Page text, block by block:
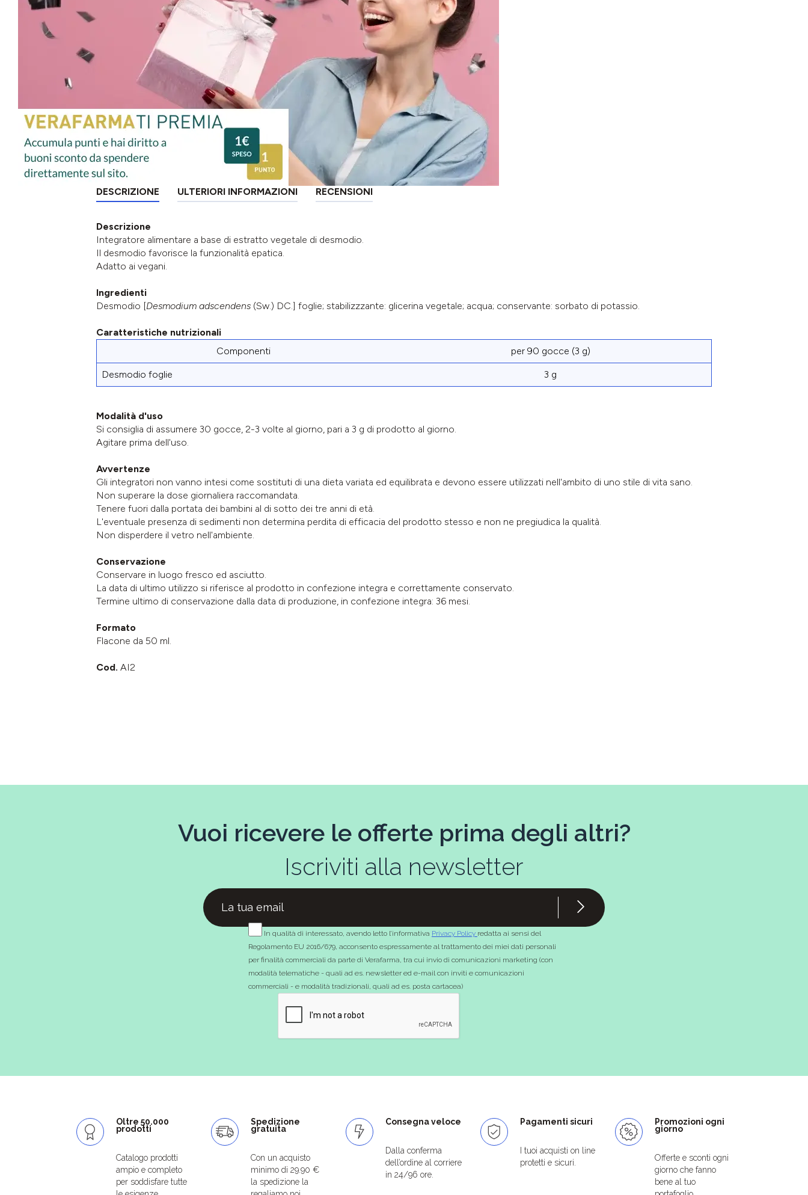
DESCRIZIONE ULTERIORI INFORMAZIONI RECENSIONI
Descrizione
Integratore alimentare a base di estratto vegetale di desmodio.
Il desmodio favorisce la funzionalità epatica.
Adatto ai vegani.
Ingredienti
Desmodio [Desmodium adscendens (Sw.) DC.] foglie; stabilizzzante: glicerina vegetale; acqua; conservante: sorbato di potassio.
Caratteristiche nutrizionali
Componenti
per 90 gocce (3 g)
Desmodio foglie 3 g
Modalità d'uso
Si consiglia di assumere 30 gocce, 2-3 volte al giorno, pari a 3 g di prodotto al giorno.
Agitare prima dell'uso.
Avvertenze
Gli integratori non vanno intesi come sostituti di una dieta variata ed equilibrata e devono essere utilizzati nell'ambito di uno stile di vita sano.
Non superare la dose giornaliera raccomandata.
Tenere fuori dalla portata dei bambini al di sotto dei tre anni di età.
L'eventuale presenza di sedimenti non determina perdita di efficacia del prodotto stesso e non ne pregiudica la qualità.
Non disperdere il vetro nell'ambiente.
Conservazione
Conservare in luogo fresco ed asciutto.
La data di ultimo utilizzo si riferisce al prodotto in confezione integra e correttamente conservato.
Termine ultimo di conservazione dalla data di produzione, in confezione integra: 36 mesi.
Formato
Flacone da 50 ml.
Cod. AI2
Vuoi ricevere le offerte prima degli altri?
Iscriviti alla newsletter
In qualità di interessato, avendo letto l’informativa Privacy Policy redatta ai sensi del
Regolamento EU 2016/679, acconsento espressamente al trattamento dei miei dati personali
per finalità commerciali da parte di Verafarma, tra cui invio di comunicazioni marketing (con
modalità telematiche - quali ad es. newsletter ed e-mail con inviti e comunicazioni
commerciali - e modalità tradizionali, quali ad es. posta cartacea)
Oltre 50.000
prodotti
Catalogo prodotti
ampio e completo
per soddisfare tutte
Spedizione
gratuita
Con un acquisto
minimo di 29.90 €
la spedizione la
Consegna veloce
Dalla conferma
dell’ordine al corriere
in 24/96 ore.
Pagamenti sicuri
I tuoi acquisti on line
protetti e sicuri.
Promozioni ogni
giorno
Offerte e sconti ogni
giorno che fanno
bene al tuo